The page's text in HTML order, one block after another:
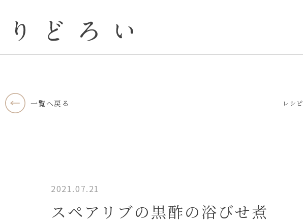
一覧へ戻る レシピ
2021.07.21
スペアリブの黒酢の浴びせ煮